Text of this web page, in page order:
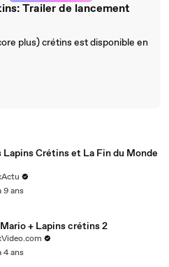
Trailer de lancement
plus) crétins est disponible en
Lapins Crétins et La Fin du Monde
9 ans
+ Lapins crétins 2
4 ans